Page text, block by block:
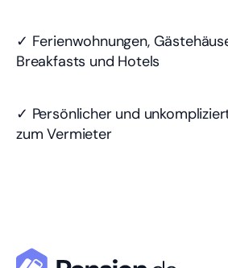
✓ Ferienwohnungen,
Breakfasts und Hotels
✓ Persönlicher und
zum Vermieter